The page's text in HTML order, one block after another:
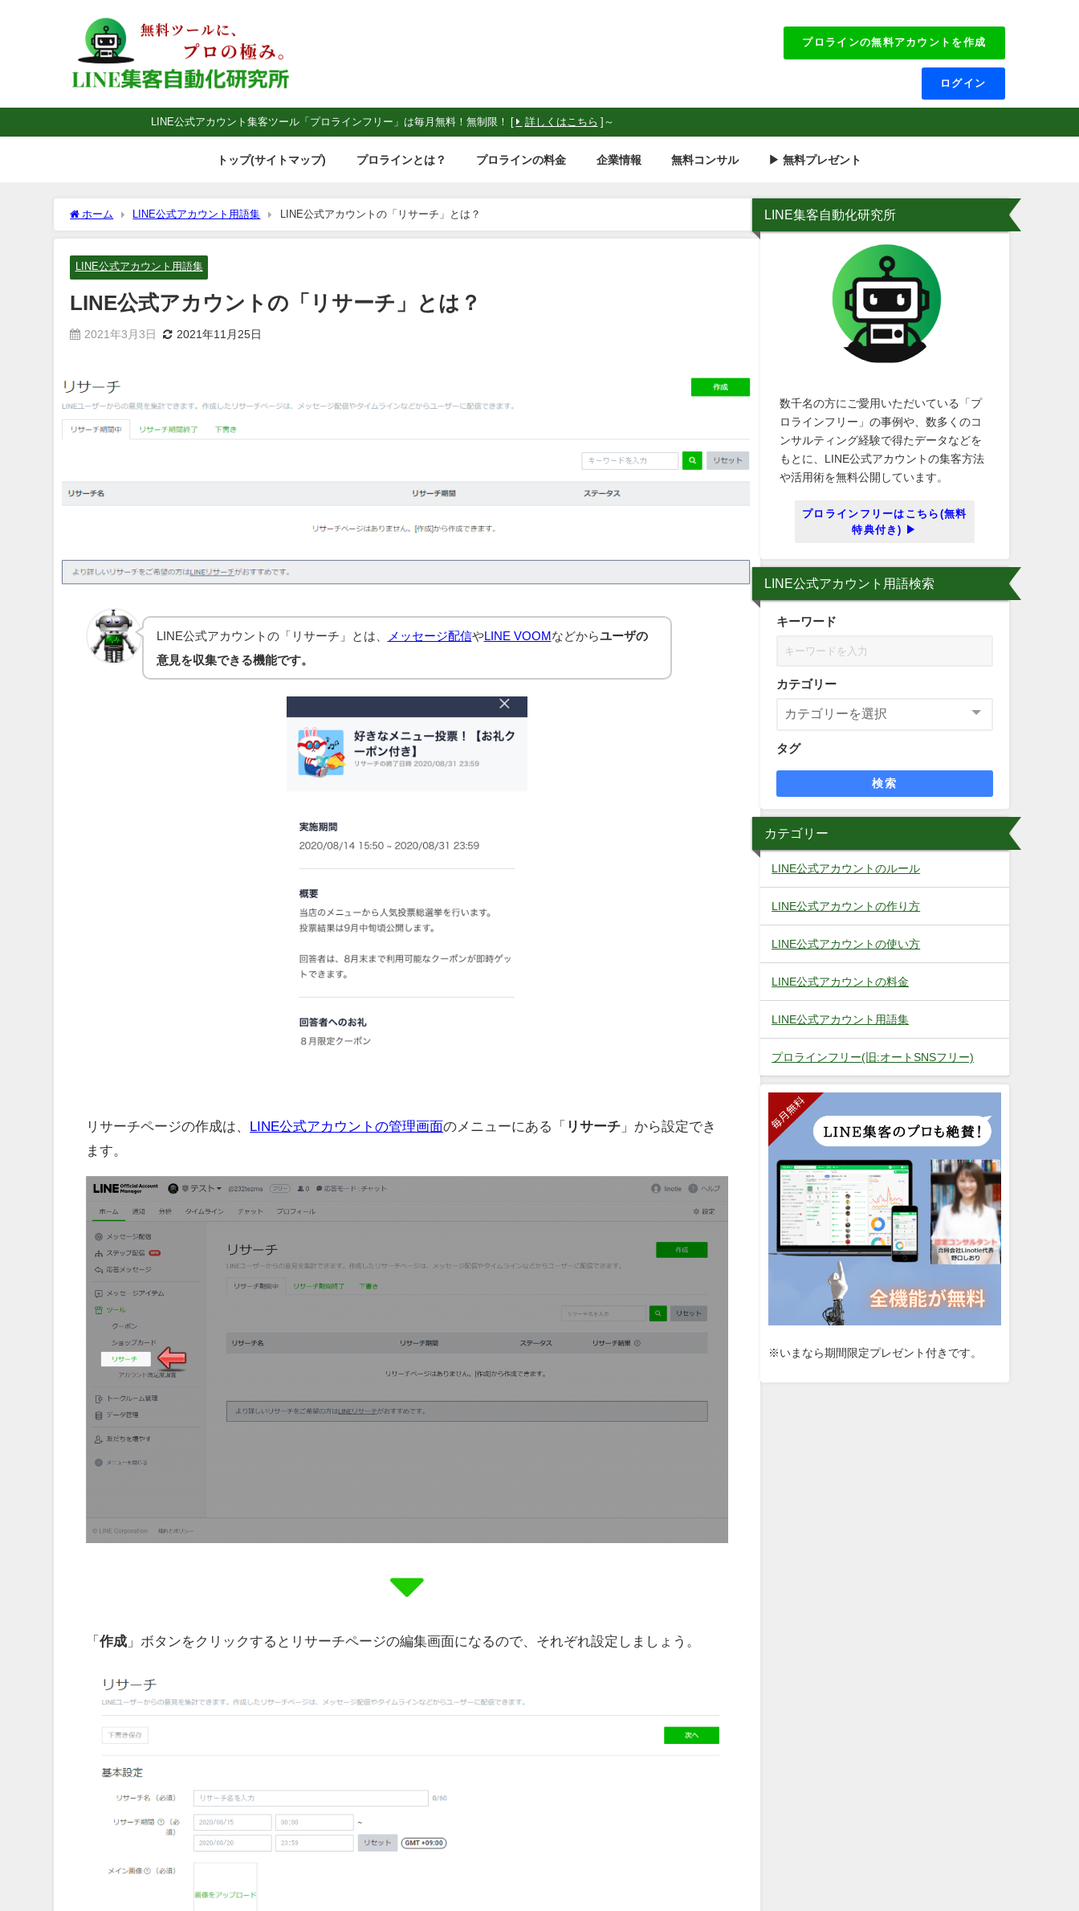
LINE公式アカウント集客ツール「プロラインフリー」は毎月無料！無制限！ [ 詳しくはこちら ]～
プロラインの無料アカウントを作成
ログイン
トップ(サイトマップ) プロラインとは？ プロラインの料金 企業情報 無料コンサル ▶ 無料プレゼント
ホーム LINE公式アカウント用語集 LINE公式アカウントの「リサーチ」とは？
LINE公式アカウント用語集
LINE公式アカウントの「リサーチ」とは？
2021年3月3日 2021年11月25日
LINE公式アカウントの「リサーチ」とは、 メッセージ配信やLINE VOOMなどから ユーザの
意見を収集できる機能です。
リサーチページの作成は、 LINE公式アカウントの管理画面のメニューにある「 リサーチ 」から設定でき
ます。
「作成 」ボタンをクリックするとリサーチページの編集画面になるので、それぞれ設定しましょう。
LINE集客自動化研究所
数千名の方にご愛用いただいている「プ
ロラインフリー」の事例や、数多くのコ
ンサルティング経験で得たデータなどを
もとに、LINE公式アカウントの集客方法
や活用術を無料公開しています。
プロラインフリーはこちら(無料
特典付き) ▶
LINE公式アカウント用語検索
キーワード
カテゴリー
タグ
検索
カテゴリー
LINE公式アカウントのルール
LINE公式アカウントの作り方
LINE公式アカウントの使い方
LINE公式アカウントの料金
LINE公式アカウント用語集
プロラインフリー(旧:オートSNSフリー)
※いまなら期間限定プレゼント付きです。